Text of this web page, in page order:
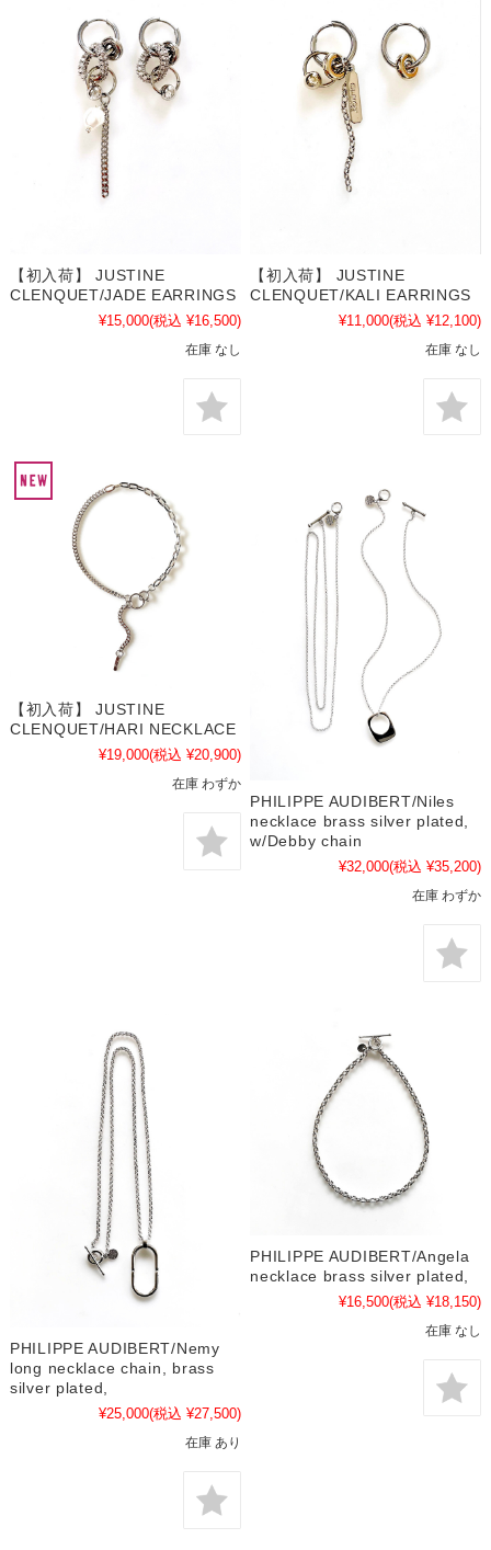
【初入荷】 JUSTINE
CLENQUET/JADE EARRINGS
¥15,000(税込 ¥16,500)
在庫 なし
【初入荷】 JUSTINE
CLENQUET/KALI EARRINGS
¥11,000(税込 ¥12,100)
在庫 なし
【初入荷】 JUSTINE
CLENQUET/HARI NECKLACE
¥19,000(税込 ¥20,900)
在庫 わずか
PHILIPPE AUDIBERT/Niles
necklace brass silver plated,
w/Debby chain
¥32,000(税込 ¥35,200)
在庫 わずか
PHILIPPE AUDIBERT/Nemy
long necklace chain, brass
silver plated,
¥25,000(税込 ¥27,500)
在庫 あり
PHILIPPE AUDIBERT/Angela
necklace brass silver plated,
¥16,500(税込 ¥18,150)
在庫 なし